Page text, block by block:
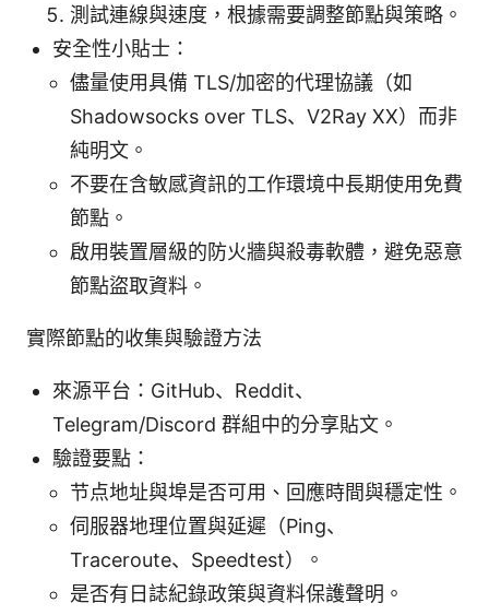
測試連線與速度，根據需要調整節點與策略。
安全性小貼士：
儘量使用具備 TLS/加密的代理協議（如
Shadowsocks over TLS、V2Ray XX）而非
純明文。
不要在含敏感資訊的工作環境中長期使用免費
節點。
啟用裝置層級的防火牆與殺毒軟體，避免惡意
節點盜取資料。
實際節點的收集與驗證方法
來源平台：GitHub、Reddit、
Telegram/Discord 群組中的分享貼文。
驗證要點：
节点地址與埠是否可用、回應時間與穩定性。
伺服器地理位置與延遲（Ping、
Traceroute、Speedtest）。
是否有日誌紀錄政策與資料保護聲明。